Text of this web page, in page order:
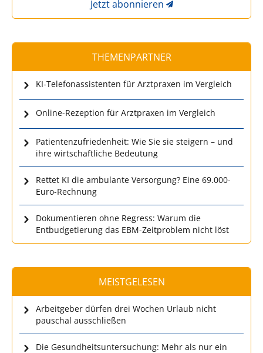
Jetzt abonnieren
THEMENPARTNER
KI-Telefonassistenten für Arztpraxen im Vergleich
Online-Rezeption für Arztpraxen im Vergleich
Patientenzufriedenheit: Wie Sie sie steigern – und
ihre wirtschaftliche Bedeutung
Rettet KI die ambulante Versorgung? Eine 69.000-
Euro-Rechnung
Dokumentieren ohne Regress: Warum die
Entbudgetierung das EBM-Zeitproblem nicht löst
MEISTGELESEN
Arbeitgeber dürfen drei Wochen Urlaub nicht
pauschal ausschließen
Die Gesundheitsuntersuchung: Mehr als nur ein